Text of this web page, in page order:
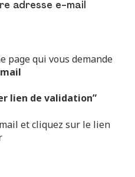
adresse e-mail
page qui vous demande
lien de validation”
et cliquez sur le lien